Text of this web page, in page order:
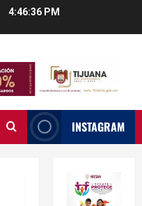
4:46:37 PM
INSTAGRAM